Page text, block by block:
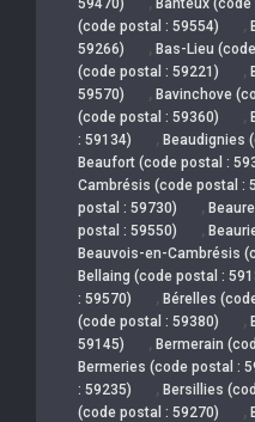
(code postal : 59554)
,
59266)
, Bas-Lieu
(code postal : 59221)
,
59570)
, Bavinchove
(code postal : 59360)
,
: 59134)
, Beaudignies
Beaufort (code postal :
Cambrésis (code postal :
postal : 59730)
,
postal : 59550)
,
Beauvois-en-Cambrésis
Bellaing (code postal :
: 59570)
, Bérelles
(code postal : 59380)
,
59145)
, Bermerain
Bermeries (code postal :
: 59235)
, Bersillies
(code postal : 59270)
,